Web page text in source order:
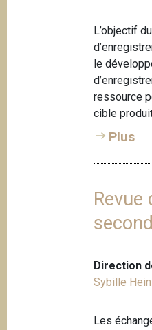
L’objectif
le
ressource
cible
Plus
Direction
Sybille
Les